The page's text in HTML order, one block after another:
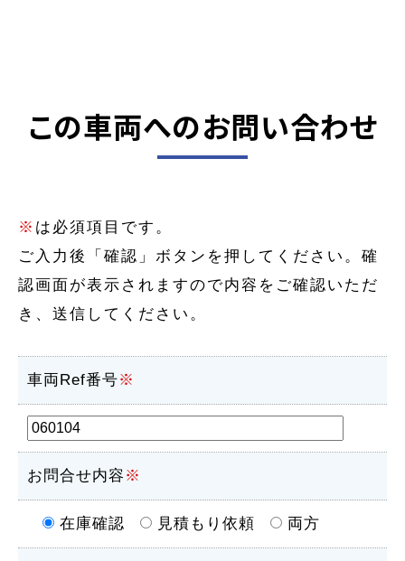
この車両へのお問い合わせ
※ は必須項目です。
ご入力後「確認」ボタンを押してください。確
認画面が表示されますので内容をご確認いただ
き、送信してください。
車両Ref番号※
お問合せ内容 ※
在庫確認 見積もり依頼 両方